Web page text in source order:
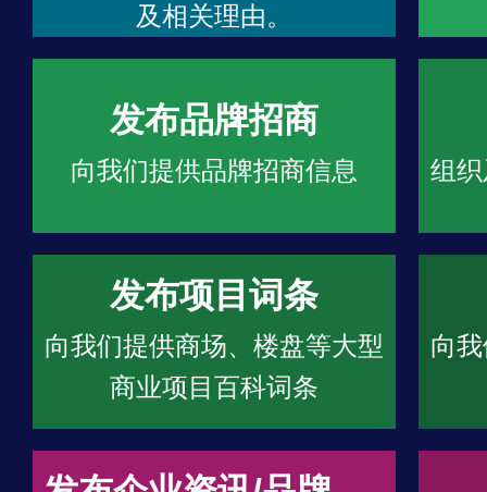
及相关理由。
发布品牌招商
向我们提供品牌招商信息 组
发布项目词条
向我们提供商场、楼盘等大型
商业项目百科词条
向